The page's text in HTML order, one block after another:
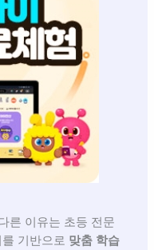
른 이유는 초등 전문
기반으로 맞춤 학습